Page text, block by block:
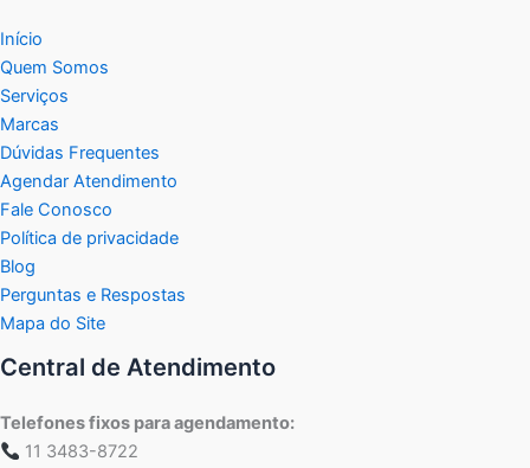
Início
Quem Somos
Serviços
Marcas
Dúvidas Frequentes
Agendar Atendimento
Fale Conosco
Política de privacidade
Blog
Perguntas e Respostas
Mapa do Site
Central de Atendimento
Telefones fixos para agendamento:
11 3483-8722